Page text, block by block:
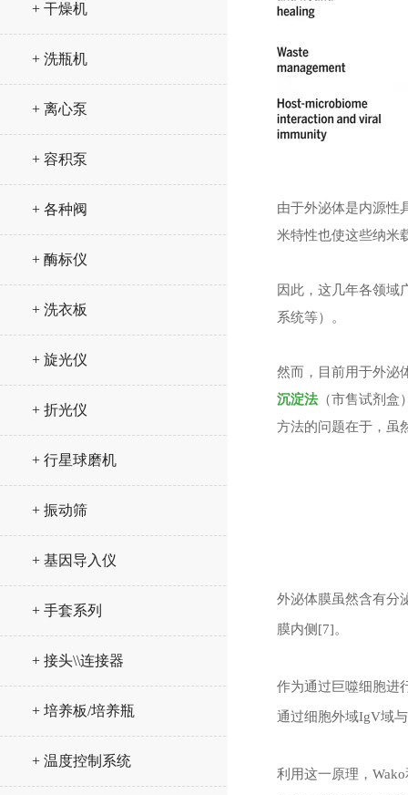
+ 干燥机
+ 洗瓶机
+ 离心泵
+ 容积泵
+ 各种阀
+ 酶标仪
+ 洗衣板
+ 旋光仪
+ 折光仪
+ 行星球磨机
+ 振动筛
+ 基因导入仪
+ 手套系列
+ 接头\\连接器
+ 培养板/培养瓶
+ 温度控制系统
由于外泌体是内源性
米特性也使这些纳米
因此，这几年各领域
系统等）。
然而，目前用于外泌
沉淀法（市售试剂盒
方法的问题在于，虽
外泌体膜虽然含有分
膜内侧[7]。
作为通过巨噬细胞进
通过细胞外域IgV域
利用这一原理，